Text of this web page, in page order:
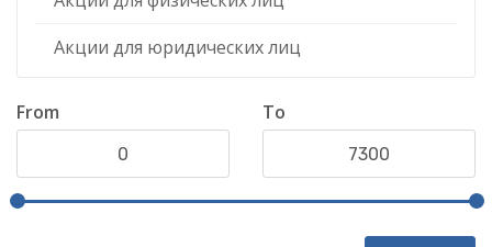
Акции для юридических лиц
From To